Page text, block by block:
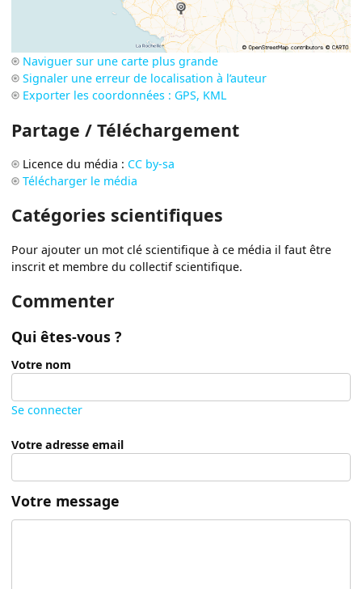
Naviguer sur une carte plus grande
Signaler une erreur de localisation à l’auteur
Exporter les coordonnées : GPS, KML
Partage / Téléchargement
Licence du média : CC by-sa
Télécharger le média
Catégories scientifiques
Pour ajouter un mot clé scientifique à ce média il faut être
inscrit et membre du collectif scientifique.
Commenter
Qui êtes-vous ?
Votre nom
Se connecter
Votre adresse email
Votre message